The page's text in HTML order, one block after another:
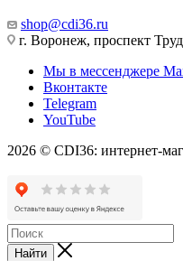
shop@cdi36.ru
г. Воронеж, проспект
Мы в мессенджере
Вконтакте
Telegram
YouTube
2026 © CDI36: интернет-
Найти